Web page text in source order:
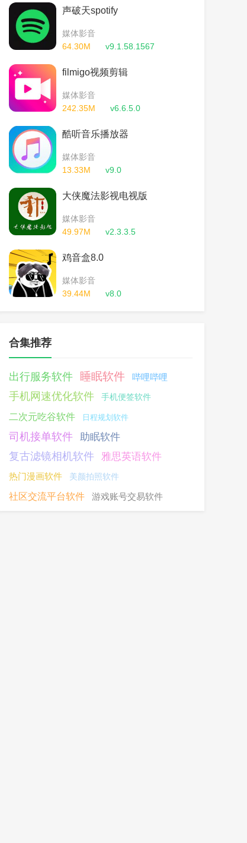
声破天spotify
媒体影音
64.30M
v9.1.58.1567
filmigo视频剪辑
媒体影音
242.35M
v6.6.5.0
酷听音乐播放器
媒体影音
13.33M
v9.0
大侠魔法影视电视版
媒体影音
49.97M
v2.3.3.5
鸡音盒8.0
媒体影音
39.44M
v8.0
合集推荐
出行服务软件 睡眠软件 哔哩哔哩
手机网速优化软件 手机便签软件
二次元吃谷软件 日程规划软件
司机接单软件 助眠软件
复古滤镜相机软件 雅思英语软件
热门漫画软件 美颜拍照软件
社区交流平台软件 游戏账号交易软件